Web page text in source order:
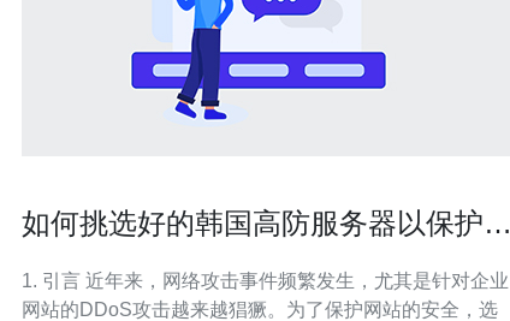
如何挑选好的韩国高防服务器以保护您
1. 引言 近年来，网络攻击事件频繁发生，尤其是针对企业
网站的DDoS攻击越来越猖獗。为了保护网站的安全，选